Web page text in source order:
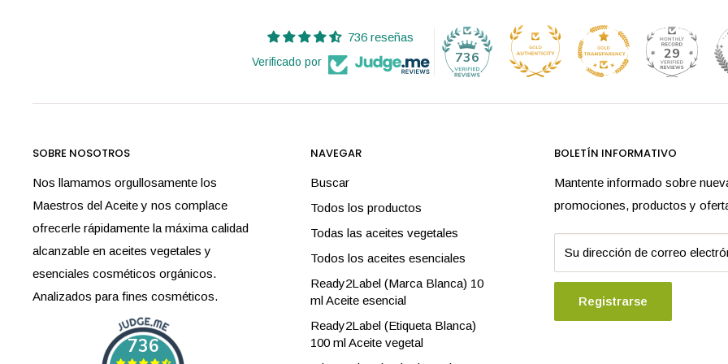
736 reseñas
Verificado por 736 29
SOBRE NOSOTROS
Nos llamamos orgullosamente los
Maestros del Aceite y nos complace
ofrecerle rápidamente la máxima calidad
alcanzable en aceites vegetales y
esenciales cosméticos orgánicos.
Analizados para fines cosméticos.
736
NAVEGAR
Buscar
Todos los productos
Todas las aceites vegetales
Todos los aceites esenciales
Ready2Label (Marca Blanca) 10
ml Aceite esencial
Ready2Label (Etiqueta Blanca)
100 ml Aceite vegetal
BOLETÍN INFORMATIVO
Mantente informado sobre
promociones, productos y
Su dirección de correo
Registrarse